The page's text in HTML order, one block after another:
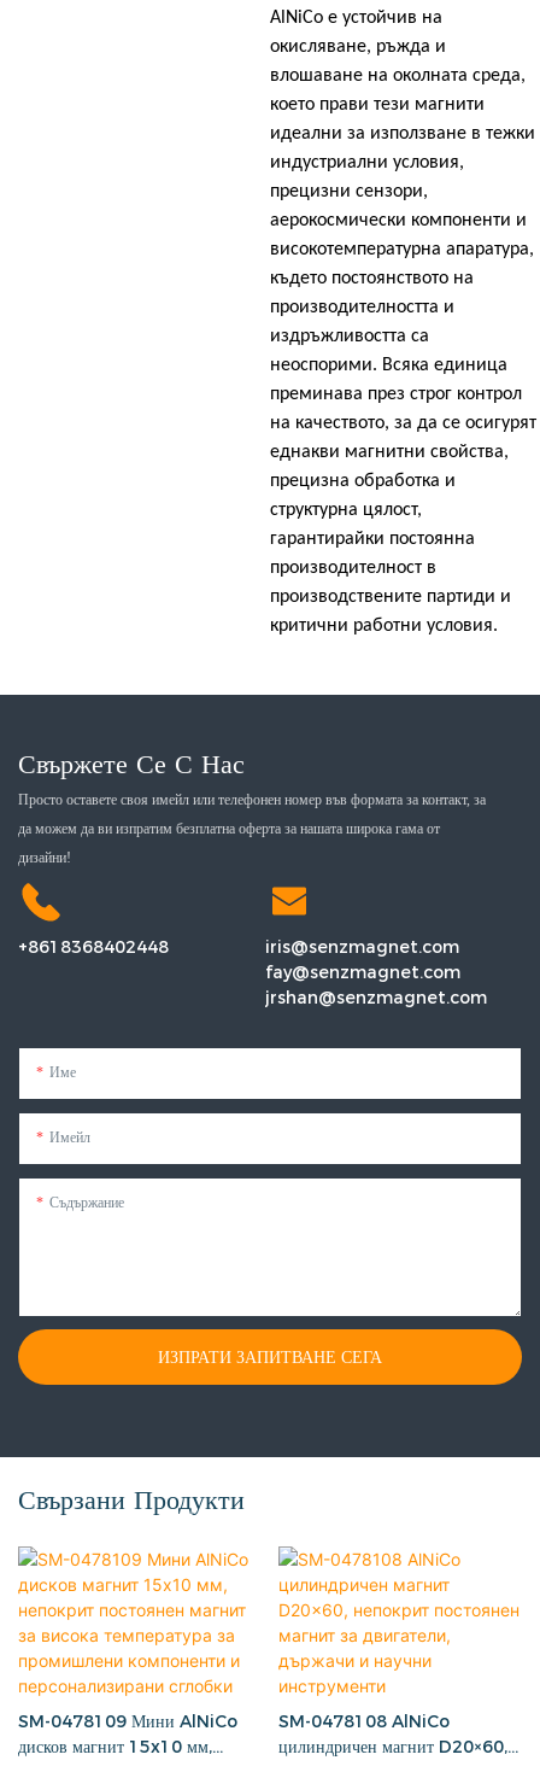
AlNiCo е устойчив на
окисляване, ръжда и
влошаване на околната среда,
което прави тези магнити
идеални за използване в тежки
индустриални условия,
прецизни сензори,
аерокосмически компоненти и
високотемпературна апаратура,
където постоянството на
производителността и
издръжливостта са
неоспорими. Всяка единица
преминава през строг контрол
на качеството, за да се осигурят
еднакви магнитни свойства,
прецизна обработка и
структурна цялост,
гарантирайки постоянна
производителност в
производствените партиди и
критични работни условия.
Свържете Се С Нас
Просто оставете своя имейл или телефонен номер във формата за контакт, за
да можем да ви изпратим безплатна оферта за нашата широка гама от
дизайни!
+8618368402448
iris@senzmagnet.com
fay@senzmagnet.com
jrshan@senzmagnet.com
Име
Имейл
Съдържание
ИЗПРАТИ ЗАПИТВАНЕ СЕГА
Свързани Продукти
SM-0478109 Мини AlNiCo
дисков магнит 15x10 мм,
SM-0478108 AlNiCo
цилиндричен магнит D20×60,